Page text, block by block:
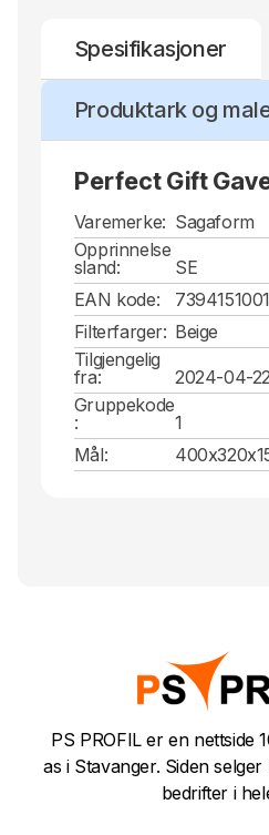
Spesifikasjoner
Produktark og
Perfect Gift
Varemerke: Sagaform
Opprinnelse
sland:
SE
EAN kode:
Filterfarger: Beige
Tilgjengelig
fra:
2024-04-
Gruppekode
:
1
Mål:
PS PROFIL er en nettside
as i Stavanger. Siden
bedrifter i